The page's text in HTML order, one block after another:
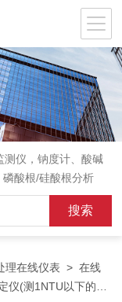
测仪，钠度计、酸碱
酸根/硅酸根分析
理在线仪表 >在线
(测1NTU以下的低